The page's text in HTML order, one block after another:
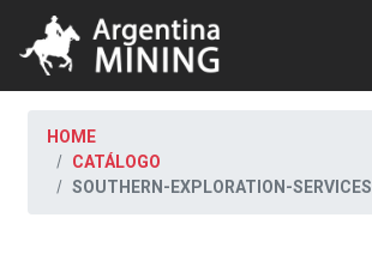
HOME
CATÁLOGO
SOUTHERN-EXPLORATION-SERVICES